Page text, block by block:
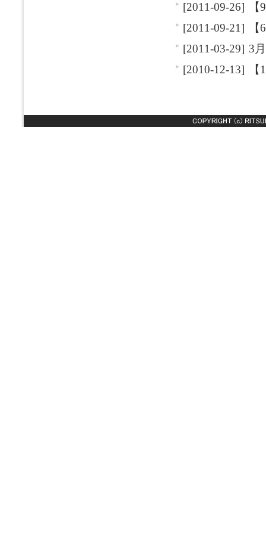
[2011-09-26]
[2011-09-21]
[2011-03-29] 3
[2010-12-13]